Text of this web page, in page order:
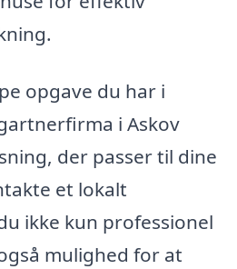
opgave du har i
i Askov
der passer til dine
et lokalt
ikke kun professionel
mulighed for at